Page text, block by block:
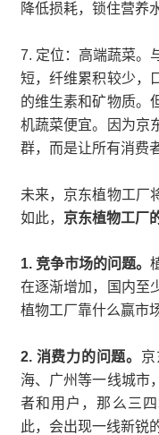
降低损耗，锁住营养
7. 定位：高端蔬菜。
短，纤维累积较少，
的维生素和矿物质。
机蔬菜便宜。因为京
群，而是让所有消费
未来，京东植物工厂
如此， 京东植物工厂
1. 竞争市场的问题。
在逐渐增加，国内至
植物工厂靠什么赢市
2. 消费力的问题。
海、广州等一线城市
者和用户，那么三
此，会出现一线新锐